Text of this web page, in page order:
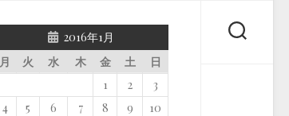
2016年1月
月
火 水 木 金 土
日
1
2
3
4
5 6 7 8 9
10